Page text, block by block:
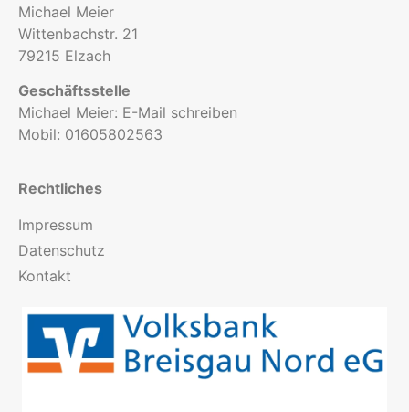
Michael Meier
Wittenbachstr. 21
79215 Elzach
Geschäftsstelle
Michael Meier: E-Mail schreiben
Mobil: 01605802563
Rechtliches
Impressum
Datenschutz
Kontakt